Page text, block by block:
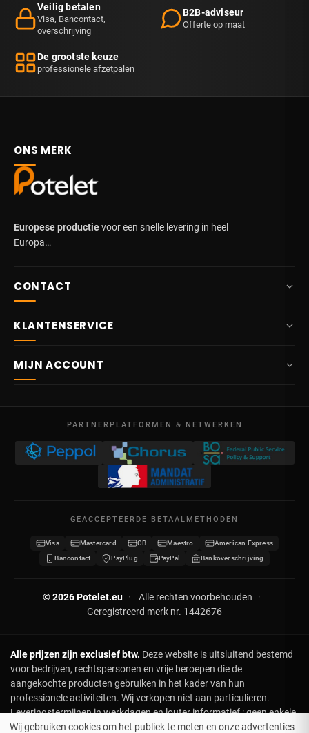
Veilig betalen
Visa, Bancontact,
overschrijving
B2B-adviseur
Offerte op maat
De grootste keuze
professionele afzetpalen
ONS MERK
Europese productievoor een snelle levering in heel
Europa…
CONTACT
Ma – Vr
09:00 – 17:00
BTW BE 0641.740.320 - RPR Luik
KLANTENSERVICE
Levering
Verkoopsvoorwaarden
Privacybeleid
MIJN ACCOUNT
Mijn creditnota's
Mijn kortingsbonnen
Word verdeler
PARTNERPLATFORMEN & NETWERKEN
GEACCEPTEERDE BETAALMETHODEN
Visa Mastercard CB Maestro
American Express
Bancontact
PayPlug PayPal Bankoverschrijving
© 2026 Potelet.eu · Alle rechten voorbehouden
·
Geregistreerd merk nr. 1442676
Alle prijzen zijn exclusief btw. Deze website is uitsluitend bestemd
voor bedrijven, rechtspersonen en vrije beroepen die de
aangekochte producten gebruiken in het kader van hun
professionele activiteiten. Wij verkopen niet aan particulieren.
Leveringstermijnen in werkdagen en louter informatief : geen enkele
klacht of terugbetaling in geval van vertraging. Voor leveringen op
Wij gebruiken cookies om het publiek te meten en onze advertenties